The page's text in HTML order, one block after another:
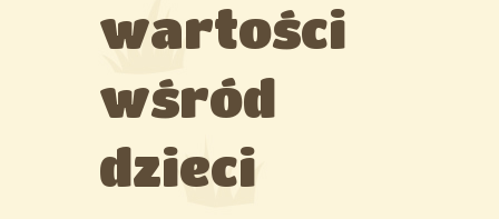
wartości
wśród
dzieci